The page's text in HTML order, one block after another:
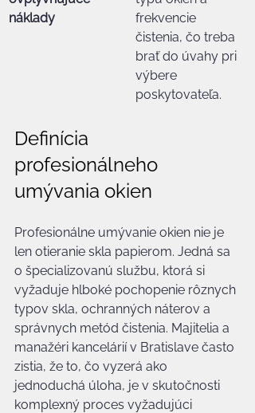
náklady
frekvencie
čistenia, čo treba
brať do úvahy pri
výbere
poskytovateľa.
Definícia
profesionálneho
umývania okien
Profesionálne umývanie okien nie je
len otieranie skla papierom. Jedná sa
o špecializovanú službu, ktorá si
vyžaduje hlboké pochopenie rôznych
typov skla, ochranných náterov a
správnych metód čistenia. Majitelia a
manažéri kancelárií v Bratislave často
zistia, že to, čo vyzerá ako
jednoduchá úloha, je v skutočnosti
komplexný proces vyžadujúci